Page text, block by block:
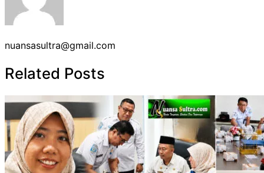
nuansasultra@gmail.com
Related Posts